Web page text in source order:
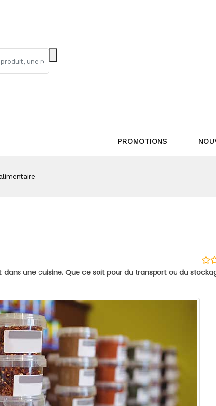
PROMOTIONS
une cuisine. Que ce soit pour du transport ou du